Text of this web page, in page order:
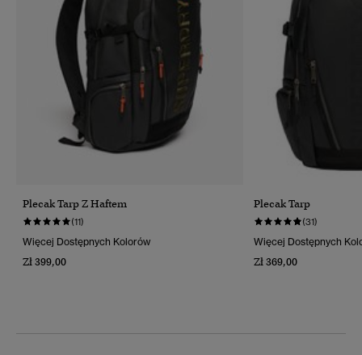
Plecak Tarp Z Haftem
(11)
Więcej Dostępnych Kolorów
Zł 399,00
Plecak Tarp
(31)
Więcej Dostępnych
Zł 369,00